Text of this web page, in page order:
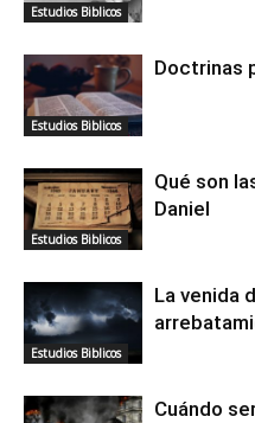
Estudios Biblicos
Estudios Biblicos
Doctrinas
Estudios Biblicos
Qué son
Daniel
Estudios Biblicos
La venida
Cuándo